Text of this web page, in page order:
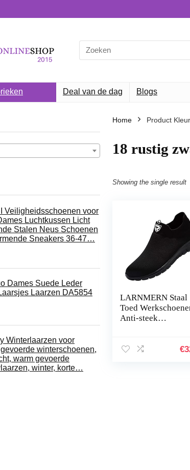
Search
for:
Deal van de dag Blogs
Veiligheidsschoenen voor
Luchtkussen Licht
Stalen Neus Schoenen
Sneakers 36-47…
Dames Suede Leder
Laarzen DA5854
Winterlaarzen voor
winterschoenen,
warm gevoerde
winter, korte…
Home Product Kleur
18 rustig
Showing the single result
LARNMERN Staal
Toed
Anti-steek
Lichtgewicht Slip
€